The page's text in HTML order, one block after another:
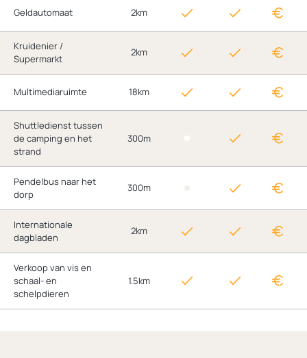
Geldautomaat 2km
Kruidenier /
Supermarkt
2km
Multimediaruimte 18km
Shuttledienst tussen
de camping en het
strand
300m
Pendelbus naar het
dorp
300m
Internationale
dagbladen
2km
Verkoop van vis en
schaal- en
schelpdieren
1.5km